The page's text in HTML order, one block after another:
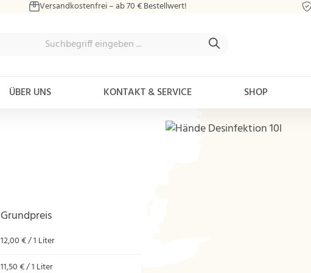
Versandkostenfrei – ab 70 € Bestellwert!
ÜBER UNS KONTAKT & SERVICE SHOP
Bildergalerie überspringen
Grundpreis
12,00 € / 1 Liter
11,50 € / 1 Liter